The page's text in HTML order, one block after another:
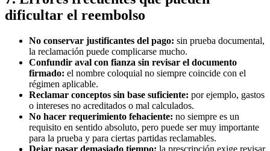
dificultar el reembolso
No conservar justificantes del pago: sin prueba documental,
la reclamación puede complicarse mucho.
Confundir aval con fianza sin revisar el documento
firmado: el nombre coloquial no siempre coincide con el
régimen aplicable.
Reclamar conceptos sin base suficiente: por ejemplo, gastos
o intereses no acreditados o mal calculados.
No hacer requerimiento fehaciente: no siempre es un
requisito en sentido absoluto, pero puede ser muy importante
para la prueba y para ciertas partidas reclamables.
Dejar pasar demasiado tiempo: la prescripción exige revisar